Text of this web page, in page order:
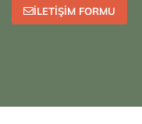
İLETIŞIM FORMU